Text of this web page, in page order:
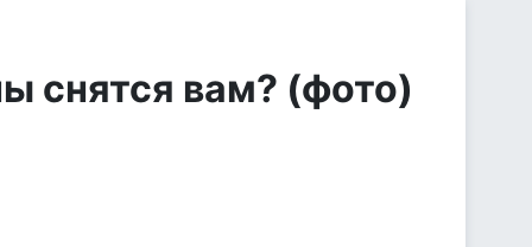
снятся вам? (фото)